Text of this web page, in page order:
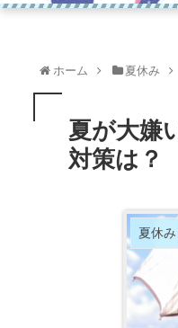
ホーム 夏休み
夏が大嫌
対策は？
夏休み